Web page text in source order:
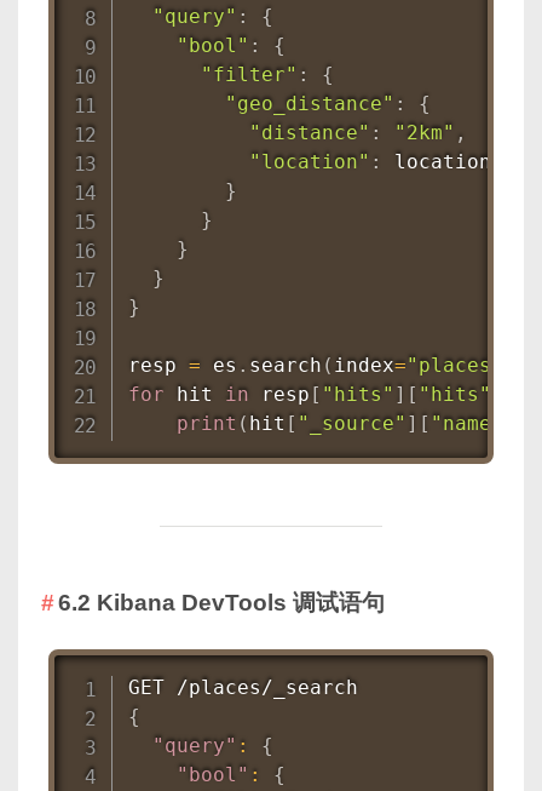
"query" :
{
"bool" :
{
"filter" :
{
"geo_distance" :
{
"distance" : "2km" ,
"location" :
location
}
}
}
}
}
resp = es . search ( index="places"
for hit in resp [ "hits" ] [ "hits"
print ( hit [ "_source" ] [ "name"
6.2 Kibana DevTools 调试语句
{
"query" :
{
"bool" :
{